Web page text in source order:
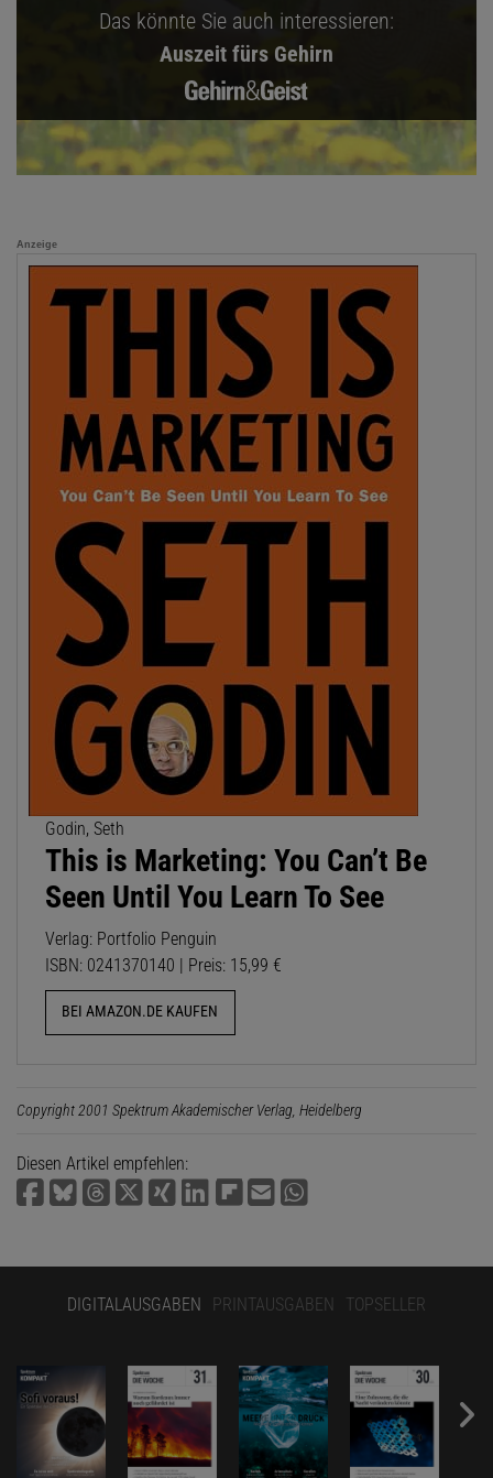
Das könnte Sie auch interessieren:
Auszeit fürs Gehirn
Anzeige
Godin, Seth
This is Marketing: You Can’t Be
Seen Until You Learn To See
Verlag: Portfolio Penguin
ISBN: 0241370140 | Preis: 15,99 €
BEI AMAZON.DE KAUFEN
Copyright 2001 Spektrum Akademischer Verlag, Heidelberg
Diesen Artikel empfehlen:
DIGITALAUSGABEN PRINTAUSGABEN TOPSELLER